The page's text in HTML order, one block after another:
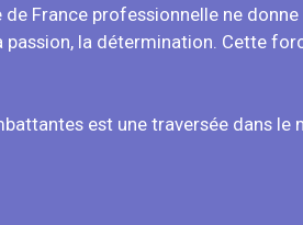
France professionnelle ne
passion, la détermination. Cette
est une traversée dans le